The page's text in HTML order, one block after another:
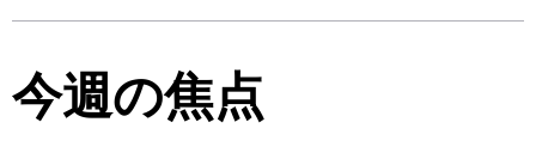
今週の焦点